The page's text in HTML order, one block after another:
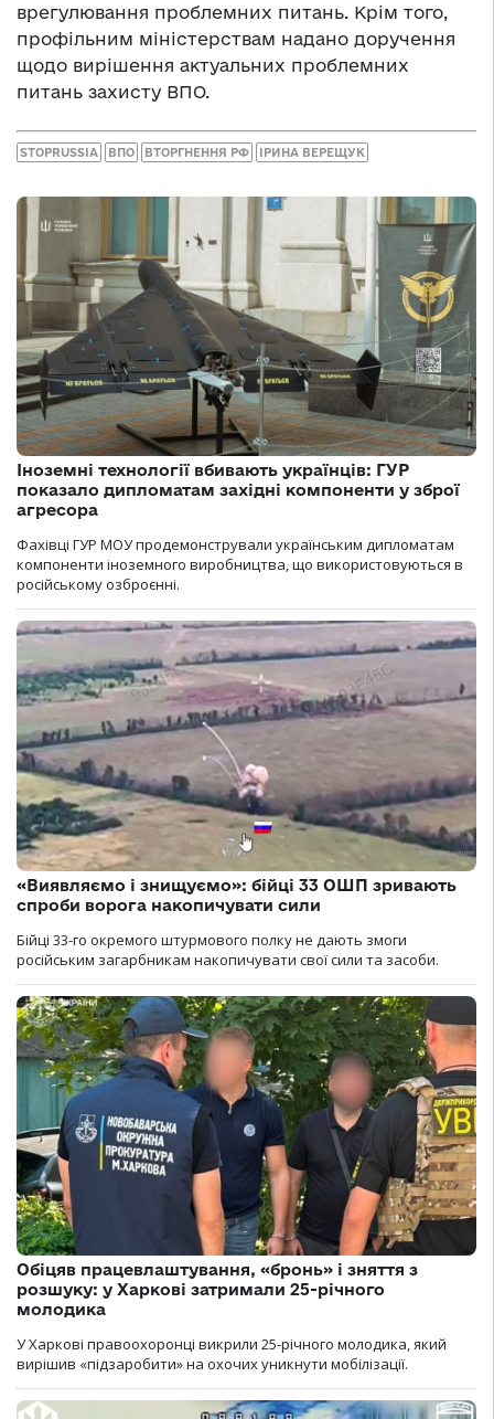
врегулювання проблемних питань. Крім того,
профільним міністерствам надано доручення
щодо вирішення актуальних проблемних
питань захисту ВПО.
STOPRUSSIA ВПО ВТОРГНЕННЯ РФ ІРИНА ВЕРЕЩУК
Іноземні технології вбивають українців: ГУР
показало дипломатам західні компоненти у зброї
агресора
Фахівці ГУР МОУ продемонстрували українським дипломатам
компоненти іноземного виробництва, що використовуються в
російському озброєнні.
«Виявляємо і знищуємо»: бійці 33 ОШП зривають
спроби ворога накопичувати сили
Бійці 33-го окремого штурмового полку не дають змоги
російським загарбникам накопичувати свої сили та засоби.
Обіцяв працевлаштування, «бронь» і зняття з
розшуку: у Харкові затримали 25-річного
молодика
У Харкові правоохоронці викрили 25-річного молодика, який
вирішив «підзаробити» на охочих уникнути мобілізації.